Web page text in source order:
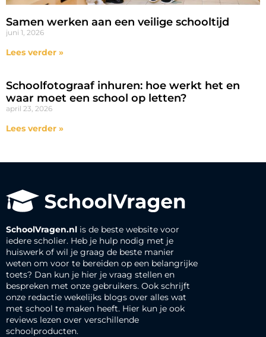
Samen werken aan een veilige schooltijd
juni 1, 2026
Lees verder »
Schoolfotograaf inhuren: hoe werkt het en
waar moet een school op letten?
april 23, 2026
Lees verder »
SchoolVragen.nl is de beste website voor
iedere scholier. Heb je hulp nodig met je
huiswerk of wil je graag de beste manier
weten om voor te bereiden op een belangrijke
toets? Dan kun je hier je vraag stellen en
bespreken met onze gebruikers. Ook schrijft
onze redactie wekelijks blogs over alles wat
met school te maken heeft. Hier kun je ook
reviews lezen over verschillende
schoolproducten.